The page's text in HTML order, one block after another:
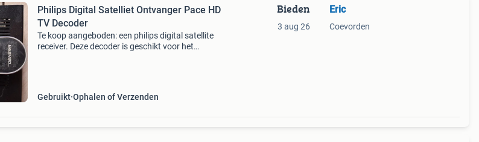
Philips Digital Satelliet Ontvanger Pace HD
TV Decoder
Te koop aangeboden: een philips digital satellite
receiver. Deze decoder is geschikt voor het
Gebruikt Ophalen of Verzenden
Bieden
3 aug 26
Eric
Coevorden